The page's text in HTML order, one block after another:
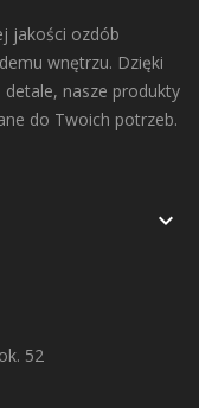
jakości ozdób
wnętrzu. Dzięki
nasze produkty
do Twoich potrzeb.

52